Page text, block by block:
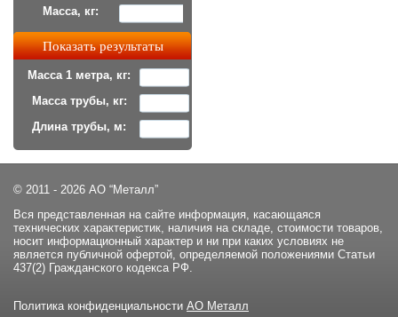
Масса, кг:
Масса 1 метра, кг:
Масса трубы, кг:
Длина трубы, м:
© 2011 - 2026 АО “Металл”
Вся представленная на сайте информация, касающаяся
технических характеристик, наличия на складе, стоимости товаров,
носит информационный характер и ни при каких условиях не
является публичной офертой, определяемой положениями Статьи
437(2) Гражданского кодекса РФ.
Политика конфиденциальности АО Металл